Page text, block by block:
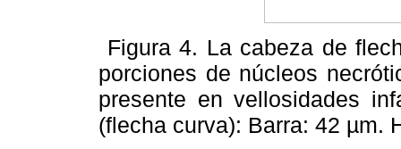
Figura 4. La cabeza de
porciones de núcleos
presente en vellosidades
(flecha curva): Barra: 42 µm.